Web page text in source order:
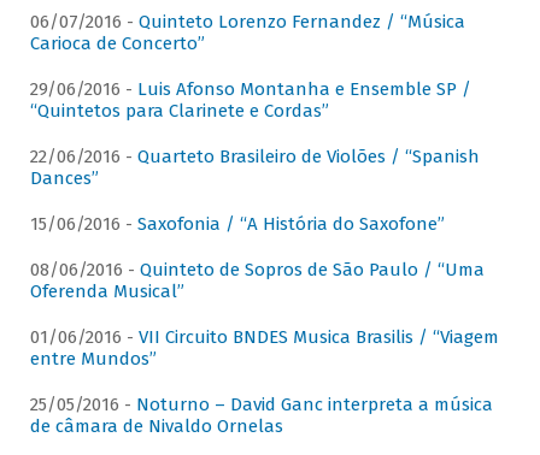
06/07/2016 - Quinteto Lorenzo Fernandez / “Música
Carioca de Concerto”
29/06/2016 - Luis Afonso Montanha e Ensemble SP /
“Quintetos para Clarinete e Cordas”
22/06/2016 - Quarteto Brasileiro de Violões / “Spanish
Dances”
15/06/2016 - Saxofonia / “A História do Saxofone”
08/06/2016 - Quinteto de Sopros de São Paulo / “Uma
Oferenda Musical”
01/06/2016 - VII Circuito BNDES Musica Brasilis / “Viagem
entre Mundos”
25/05/2016 - Noturno – David Ganc interpreta a música
de câmara de Nivaldo Ornelas